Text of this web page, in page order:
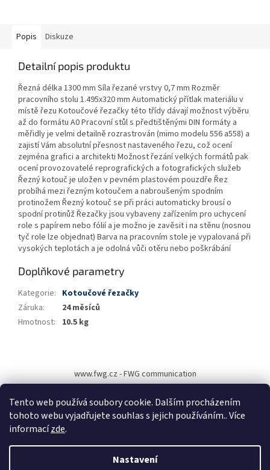
Tento web používá soubory cookie. Dalším procházením
tohoto webu vyjadřujete souhlas s jejich používáním.. Více
informacízde.
Nastavení
Popis Diskuze
Detailní popis produktu
Řezná délka 1300 mm Síla řezané vrstvy 0,7 mm Rozměr
pracovního stolu 1.495x320 mm Automatický přítlak materiálu v
místě řezu Kotoučové řezačky této třídy dávají možnost výběru
až do formátu A0 Pracovní stůl s předtištěnými DIN formáty a
měřidly je velmi detailně rozrastrován (mimo modelu 556 a558) a
zajistí Vám absolutní přesnost nastaveného řezu, což ocení
zejména grafici a architekti Možnost řezání velkých formátů pak
ocení provozovatelé reprografických a fotografických služeb
Řezný kotouč je uložen v pevném plastovém pouzdře Řez
probíhá mezi řezným kotoučem a nabroušeným spodním
protinožem Řezný kotouč se při práci automaticky brousí o
spodní protinůž Řezačky jsou vybaveny zařízením pro uchycení
role s papírem nebo fólií a je možno je zavěsit i na stěnu (nosnou
tyč role lze objednat) Barva na pracovním stole je vypalovaná při
vysokých teplotách a je odolná vůči otěru nebo poškrábání
Doplňkové parametry
Kategorie: Kotoučové řezačky
Záruka:
24 měsíců
Hmotnost: 10.5 kg
p
www.fwg.cz - FWG communication